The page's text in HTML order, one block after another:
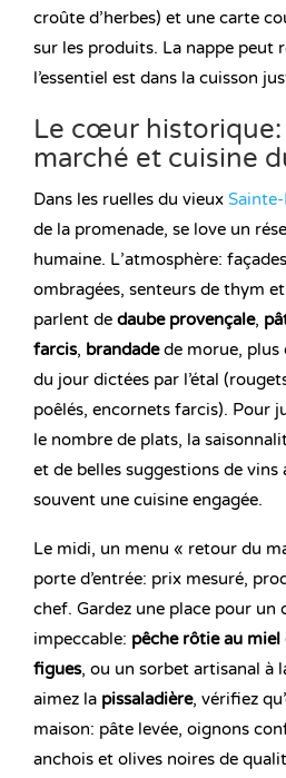
croûte d’herbes) et une carte
sur les produits. La nappe peut
l’essentiel est dans la cuisson
Le cœur
marché et cuisine
Dans les ruelles du vieux
de la promenade, se love un
humaine. L’atmosphère:
ombragées, senteurs de thym
parlent de daube provençale,
farcis, brandadede morue, plus
du jour dictées par l’étal
poêlés, encornets farcis). Pour
le nombre de plats, la
et de belles suggestions de vins
souvent une cuisine engagée.
Le midi, un menu « retour du
porte d’entrée: prix mesuré,
chef. Gardez une place pour un
impeccable: pêche rôtie au miel
figues, ou un sorbet artisanal à
aimez la pissaladière, vérifiez
maison: pâte levée, oignons
anchois et olives noires de